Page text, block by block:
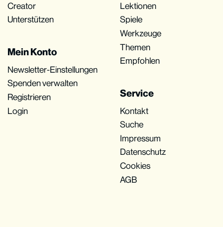
Creator
Unterstützen
Lektionen
Spiele
Werkzeuge
Themen
Empfohlen
Mein Konto
Newsletter-Einstellungen
Spenden verwalten
Registrieren
Login
Service
Kontakt
Suche
Impressum
Datenschutz
Cookies
AGB